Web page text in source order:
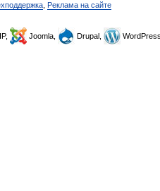
Реклама на сайте
Joomla, Drupal,